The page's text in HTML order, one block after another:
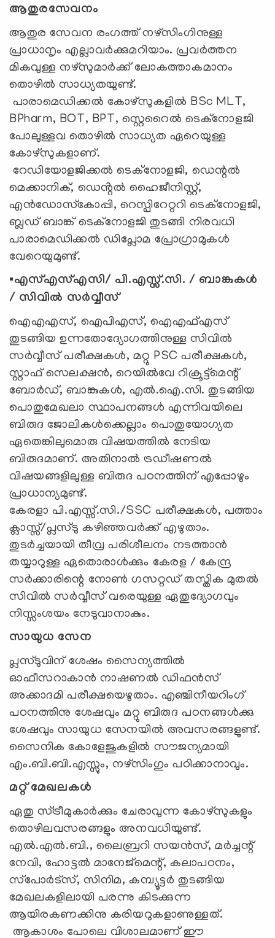
ആതുരസേവനം
ആതുര സേവന രംഗത്ത് നഴ്‌സിംഗിനുള്ള
പ്രാധാനൃം എല്ലാവര്‍ക്കുമറിയാം. പ്രവര്‍ത്തന
മികവുള്ള നഴ്‌സുമാര്‍ക്ക് ലോകത്താകമാനം
തൊഴില്‍ സാധ്യതയുണ്ട്.
പാരാമെഡിക്കല്‍ കോഴ്‌സുകളില്‍ BSc MLT,
BPharm, BOT, BPT, സ്റ്റെറൈൽ ടെക്നോളജി
പോലുള്ളവ തൊഴില്‍ സാധ്യത ഏറെയുള്ള
കോഴ്‌സുകളാണ്.
റേഡിയോളജിക്കല്‍ ടെക്‌നോളജി, ഡെന്റല്‍
മെക്കാനിക്, ഡെൻ്റൽ ഹൈജീനിസ്റ്റ്,
എന്‍ഡോസ്‌കോപ്പി, റെസ്പിറേറ്ററി ടെക്‌നോളജി,
ബ്ലഡ് ബാങ്ക് ടെക്‌നോളജി തുടങ്ങി നിരവധി
പാരാമെഡിക്കല്‍ ഡിപ്ലോമ പ്രോഗ്രാമുകള്‍
വേറെയുമുണ്ട്.
▪️എസ്എസ്എസി/ പി.എസ്സ്.സി. / ബാങ്കുകള്‍
/ സിവില്‍ സര്‍വ്വീസ്
ഐഎഎസ്, ഐപിഎസ്, ഐഎഫ്എസ്
തുടങ്ങിയ ഉന്നതോദ്യോഗത്തിനുള്ള സിവില്‍
സര്‍വ്വീസ് പരീക്ഷകൾ, മറ്റു PSC പരീക്ഷകള്‍,
സ്റ്റാഫ് സെലക്ഷന്‍, റെയില്‍വേ റിക്രൂട്ട്‌മെന്റ്
ബോര്‍ഡ്, ബാങ്കുകള്‍, എല്‍.ഐ.സി. തുടങ്ങിയ
പൊതുമേഖലാ സ്ഥാപനങ്ങള്‍ എന്നിവയിലെ
ബിരുദ ജോലികള്‍ക്കെല്ലാം പൊതുയോഗ്യത
ഏതെങ്കിലുമൊരു വിഷയത്തില്‍ നേടിയ
ബിരുദമാണ്. അതിനാല്‍ ട്രഡീഷണല്‍
വിഷയങ്ങളിലുള്ള ബിരുദ പഠനത്തിന് എപ്പോഴും
പ്രാധാന്യമുണ്ട്.
കേരളാ പി.എസ്സ്.സി./SSC പരീക്ഷകള്‍, പത്താം
ക്ലാസ്സ്/പ്ലസ്ടു കഴിഞ്ഞവര്‍ക്ക് എഴുതാം.
തുടര്‍ച്ചയായി തീവ്ര പരിശീലനം നടത്താന്‍
തയ്യാറുള്ള ഏതൊരാള്‍ക്കും കേരള / കേന്ദ്ര
സര്‍ക്കാരിന്റെ നോണ്‍ ഗസറ്റഡ് തസ്തിക മുതല്‍
സിവില്‍ സര്‍വ്വീസ് വരെയുള്ള ഏതുദ്യോഗവും
നിസ്സംശയം നേടുവാനാകും.
സായുധ സേന
പ്ലസ്ടുവിന് ശേഷം സൈന്യത്തില്‍
ഓഫീസറാകാന്‍ നാഷണല്‍ ഡിഫന്‍സ്
അക്കാദമി പരീക്ഷയെഴുതാം. എഞ്ചിനീയറിംഗ്
പഠനത്തിനു ശേഷവും മറ്റു ബിരുദ പഠനങ്ങള്‍ക്കു
ശേഷവും സായുധ സേനയില്‍ അവസരങ്ങളുണ്ട്.
സൈനിക കോളേജുകളില്‍ സൗജന്യമായി
എം.ബി.ബി.എസ്സും, നഴ്‌സിംഗും പഠിക്കാനാവും.
മറ്റ് മേഖലകൾ
ഏതു സ്ട്രീമുകാര്‍ക്കും ചേരാവുന്ന കോഴ്‌സുകളും
തൊഴിലവസരങ്ങളും അനവധിയുണ്ട്.
എല്‍.എല്‍.ബി., ലൈബ്രറി സയന്‍സ്, മര്‍ച്ചന്റ്
നേവി, ഹോട്ടല്‍ മാനേജ്‌മെന്റ്, കലാപഠനം,
സ്‌പോര്‍ട്‌സ്, സിനിമ, കമ്പ്യൂട്ടര്‍ തുടങ്ങിയ
മേഖലകളിലായി പരന്നു കിടക്കുന്ന
ആയിരകണക്കിനു കരിയറുകളാണുള്ളത്.
ആകാശം പോലെ വിശാലമാണ് ഈ